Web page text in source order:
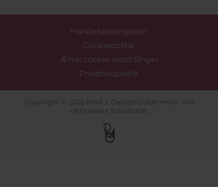
Handelsbetingelser
Cookiepolitik
Ændr cookie-indstillinger
Privatlivspolitik
Copyright © 2026 Pind J. Design Guldsmedie. Alle
rettigheder forbeholdt.